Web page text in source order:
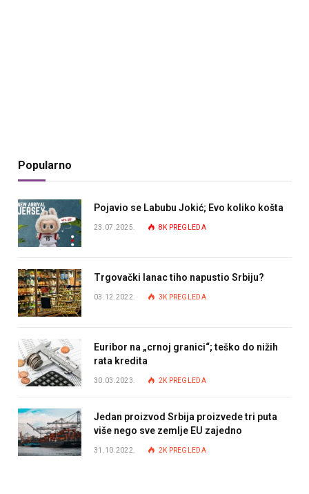
Popularno
Pojavio se Labubu Jokić; Evo koliko košta
23.07.2025. 8K PREGLEDA
Trgovački lanac tiho napustio Srbiju?
03.12.2022. 3K PREGLEDA
Euribor na „crnoj granici“; teško do nižih
rata kredita
30.03.2023. 2K PREGLEDA
Jedan proizvod Srbija proizvede tri puta
više nego sve zemlje EU zajedno
31.10.2022. 2K PREGLEDA